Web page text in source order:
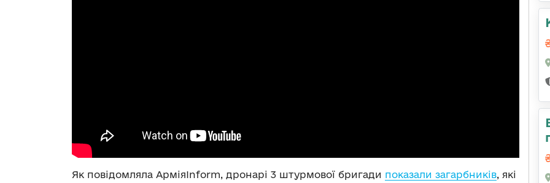
Як повідомляла АрміяInform, дронарі 3 штурмової бригади показали загарбників, які